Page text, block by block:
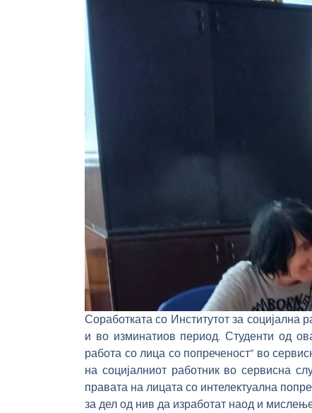
Соработката со Институтот за
и во изминатиов период. Студенти од
работа со лица со попреченост“ во
на социјалниот работник во сервисна
правата на лицата со интелектуална
за дел од нив да изработат наод и